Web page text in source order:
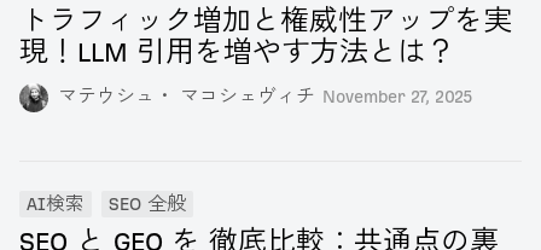
マテウシュ・ マコシェヴィチ November 27, 2025
トラフィック増加と権威性アップを実
現！LLM 引用を増やす方法とは？
AI検索 SEO 全般
SEO と GEO を 徹底比較：共通点の裏